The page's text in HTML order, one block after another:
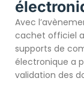
Avec
cachet officiel
supports de
électronique a
validation des